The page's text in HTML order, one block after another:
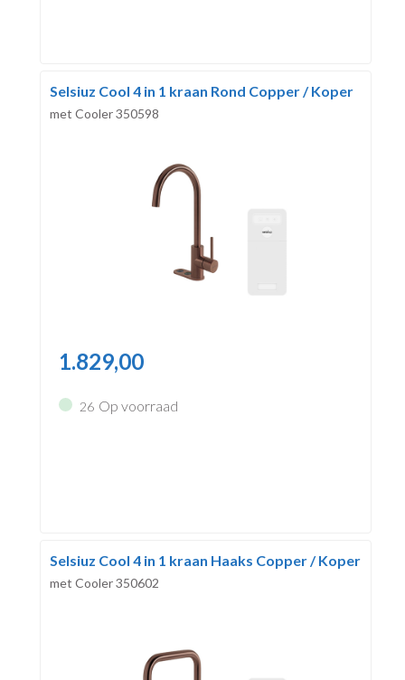
Selsiuz Cool 4 in 1 kraan Rond Copper / Koper
met Cooler 350598
1.829,00
26 Op voorraad
Selsiuz Cool 4 in 1 kraan Haaks Copper / Koper
met Cooler 350602